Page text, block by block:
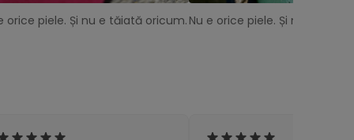
orice piele. Și nu e tăiată oricum. Nu e orice piele. Și nu e